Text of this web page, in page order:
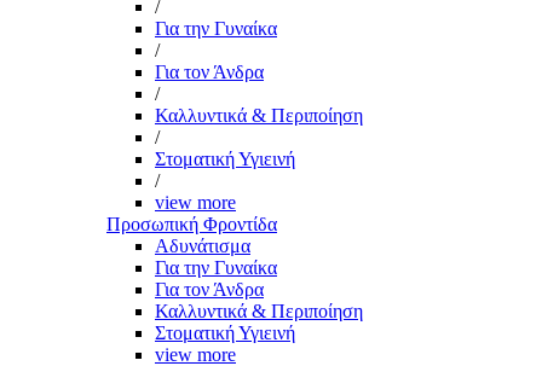
/
Για την Γυναίκα
/
Για τον Άνδρα
/
Καλλυντικά & Περιποίηση
/
Στοματική Υγιεινή
/
view more
Προσωπική Φροντίδα
Αδυνάτισμα
Για την Γυναίκα
Για τον Άνδρα
Καλλυντικά & Περιποίηση
Στοματική Υγιεινή
view more